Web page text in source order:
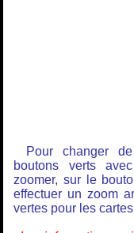
Pour changer
boutons verts
zoomer, sur le
effectuer un zoom
vertes pour les